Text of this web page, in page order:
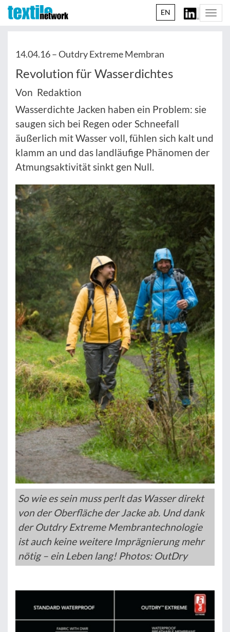
EN
14.04.16 –Outdry Extreme Membran
Revolution für Wasserdichtes
Von Redaktion
Wasserdichte Jacken haben ein Problem: sie
saugen sich bei Regen oder Schneefall
äußerlich mit Wasser voll, fühlen sich kalt und
klamm an und das landläufige Phänomen der
Atmungsaktivität sinkt gen Null.
So wie es sein muss perlt das Wasser direkt
von der Oberfläche der Jacke ab. Und dank
der Outdry Extreme Membrantechnologie
ist auch keine weitere Imprägnierung mehr
nötig – ein Leben lang! Photos: OutDry